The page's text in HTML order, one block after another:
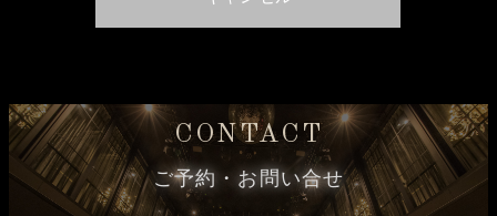
CONTACT
ご予約・お問い合せ